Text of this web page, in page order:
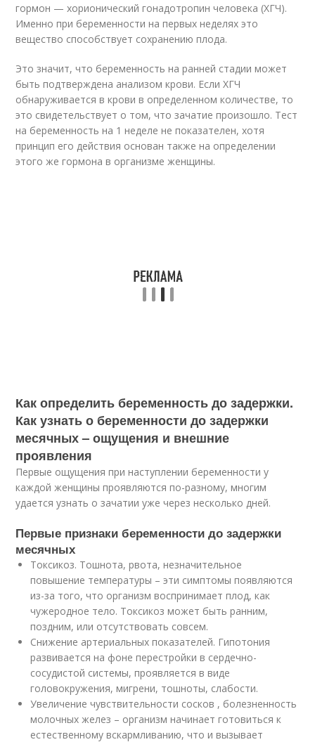
гормон — хорионический гонадотропин человека (ХГЧ).
Именно при беременности на первых неделях это
вещество способствует сохранению плода.
Это значит, что беременность на ранней стадии может
быть подтверждена анализом крови. Если ХГЧ
обнаруживается в крови в определенном количестве, то
это свидетельствует о том, что зачатие произошло. Тест
на беременность на 1 неделе не показателен, хотя
принцип его действия основан также на определении
этого же гормона в организме женщины.
Как определить беременность до задержки.
Как узнать о беременности до задержки
месячных – ощущения и внешние
проявления
Первые ощущения при наступлении беременности у
каждой женщины проявляются по-разному, многим
удается узнать о зачатии уже через несколько дней.
Первые признаки беременности до задержки
месячных
Токсикоз. Тошнота, рвота, незначительное
повышение температуры – эти симптомы появляются
из-за того, что организм воспринимает плод, как
чужеродное тело. Токсикоз может быть ранним,
поздним, или отсутствовать совсем.
Снижение артериальных показателей. Гипотония
развивается на фоне перестройки в сердечно-
сосудистой системы, проявляется в виде
головокружения, мигрени, тошноты, слабости.
Увеличение чувствительности сосков , болезненность
молочных желез – организм начинает готовиться к
естественному вскармливанию, что и вызывает